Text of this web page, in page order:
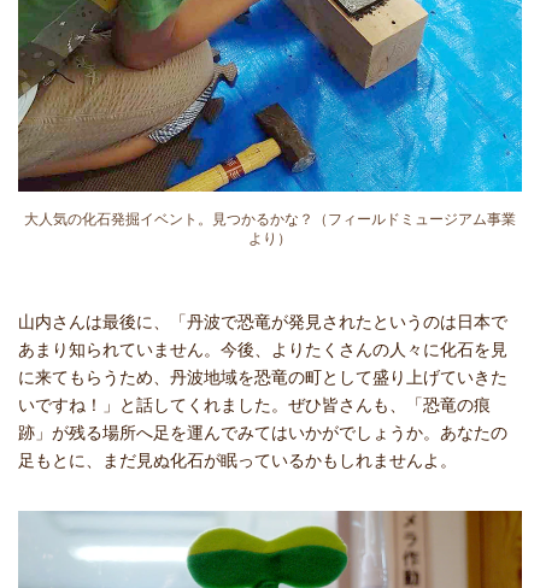
大人気の化石発掘イベント。見つかるかな？（フィールドミュージアム事業
より）
山内さんは最後に、「丹波で恐竜が発見されたというのは日本で
あまり知られていません。今後、よりたくさんの人々に化石を見
に来てもらうため、丹波地域を恐竜の町として盛り上げていきた
いですね！」と話してくれました。ぜひ皆さんも、「恐竜の痕
跡」が残る場所へ足を運んでみてはいかがでしょうか。あなたの
足もとに、まだ見ぬ化石が眠っているかもしれませんよ。